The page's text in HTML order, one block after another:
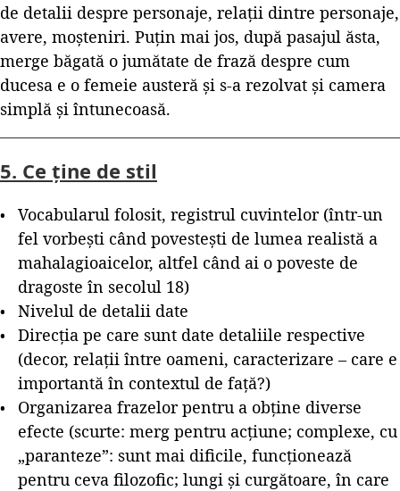
de detalii despre personaje, relații dintre personaje,
avere, moșteniri. Puțin mai jos, după pasajul ăsta,
merge băgată o jumătate de frază despre cum
ducesa e o femeie austeră și s-a rezolvat și camera
simplă și întunecoasă.
5. Ce ține de stil
Vocabularul folosit, registrul cuvintelor (într-un
fel vorbești când povestești de lumea realistă a
mahalagioaicelor, altfel când ai o poveste de
dragoste în secolul 18)
Nivelul de detalii date
Direcția pe care sunt date detaliile respective
(decor, relații între oameni, caracterizare – care e
importantă în contextul de față?)
Organizarea frazelor pentru a obține diverse
efecte (scurte: merg pentru acțiune; complexe, cu
„paranteze”: sunt mai dificile, funcționează
pentru ceva filozofic; lungi și curgătoare, în care